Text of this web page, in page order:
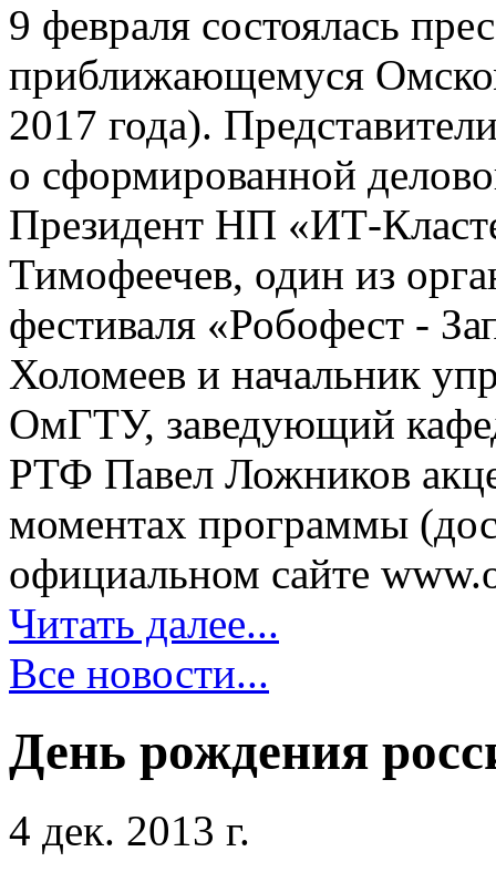
9 февраля состоялась
приближающемуся
2017 года).
о сформированной
Президент НП «ИТ-
Тимофеечев, один из
фестиваля «Робофест -
Холомеев и начальник
ОмГТУ, заведующий
РТФ Павел Ложников
моментах программы
официальном сайте
Читать далее...
Все новости...
День рождения
4 дек. 2013 г.